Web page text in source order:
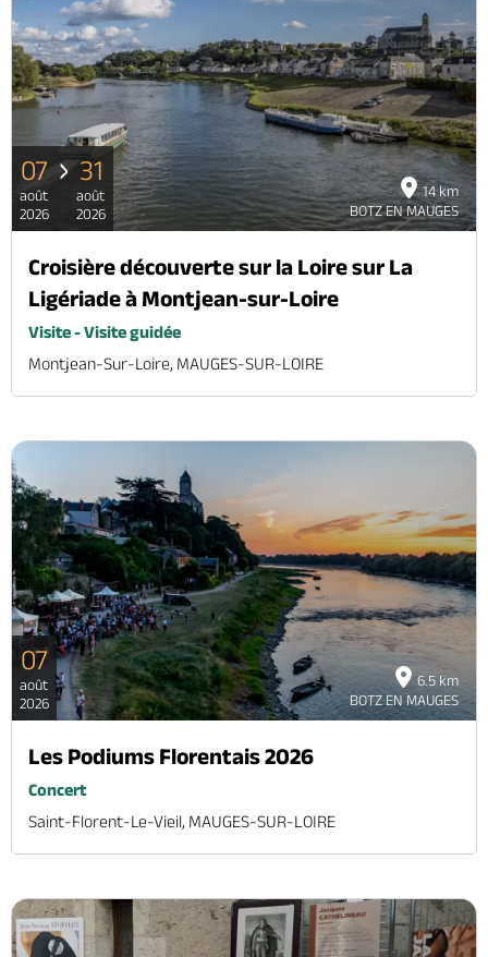
14 km
BOTZ EN MAUGES
07
août
2026
31
août
2026
Croisière découverte sur la Loire sur La
Ligériade à Montjean-sur-Loire
Visite - Visite guidée
Montjean-Sur-Loire, MAUGES-SUR-LOIRE
6.5 km
BOTZ EN MAUGES
07
août
2026
Les Podiums Florentais 2026
Concert
Saint-Florent-Le-Vieil, MAUGES-SUR-LOIRE